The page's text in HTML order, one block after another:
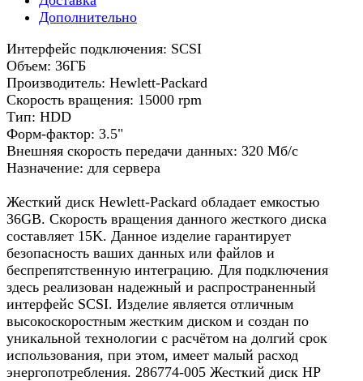
Дополнительно
Интерфейс подключения: SCSI
Объем: 36ГБ
Производитель: Hewlett-Packard
Скорость вращения: 15000 rpm
Тип: HDD
Форм-фактор: 3.5"
Внешняя скорость передачи данных: 320 Мб/с
Назначение: для сервера
Жесткий диск Hewlett-Packard обладает емкостью
36GB. Скорость вращения данного жесткого диска
составляет 15K. Данное изделие гарантирует
безопасность ваших данных или файлов и
беспрепятственную интеграцию. Для подключения
здесь реализован надежный и распространенный
интерфейс SCSI. Изделие является отличным
высокоскоростным жестким диском и создан по
уникальной технологии с расчётом на долгий срок
использования, при этом, имеет малый расход
энергопотребления. 286774-005 Жесткий диск HP